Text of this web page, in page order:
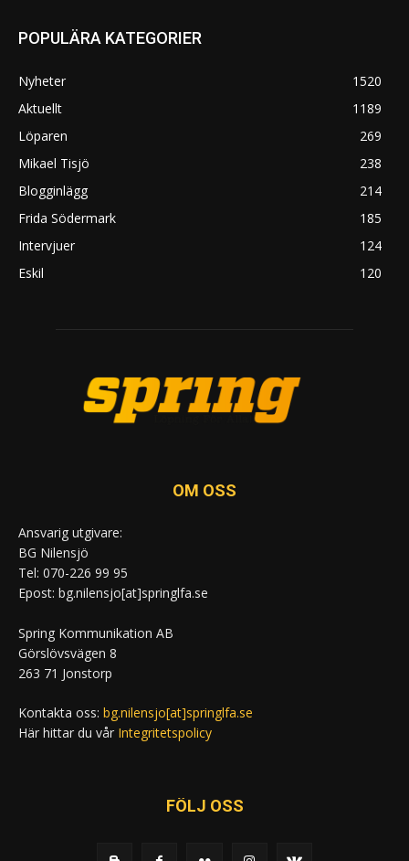
POPULÄRA KATEGORIER
Nyheter
1520
Aktuellt
1189
Löparen
269
Mikael Tisjö
238
Blogginlägg
214
Frida Södermark
185
Intervjuer
124
Eskil
120
OM OSS
Ansvarig utgivare:
BG Nilensjö
Tel: 070-226 99 95
Epost: bg.nilensjo[at]springlfa.se
Spring Kommunikation AB
Görslövsvägen 8
263 71 Jonstorp
Kontakta oss: bg.nilensjo[at]springlfa.se
Här hittar du vår Integritetspolicy
FÖLJ OSS